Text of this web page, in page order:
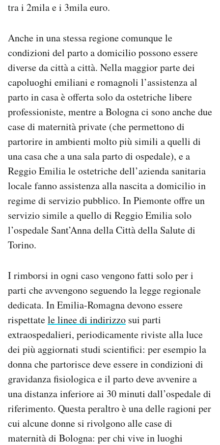
tra i 2mila e i 3mila euro.
Anche in una stessa regione comunque le
condizioni del parto a domicilio possono essere
diverse da città a città. Nella maggior parte dei
capoluoghi emiliani e romagnoli l’assistenza al
parto in casa è offerta solo da ostetriche libere
professioniste, mentre a Bologna ci sono anche due
case di maternità private (che permettono di
partorire in ambienti molto più simili a quelli di
una casa che a una sala parto di ospedale), e a
Reggio Emilia le ostetriche dell’azienda sanitaria
locale fanno assistenza alla nascita a domicilio in
regime di servizio pubblico. In Piemonte offre un
servizio simile a quello di Reggio Emilia solo
l’ospedale Sant’Anna della Città della Salute di
Torino.
I rimborsi in ogni caso vengono fatti solo per i
parti che avvengono seguendo la legge regionale
dedicata. In Emilia-Romagna devono essere
rispettatele linee di indirizzo sui parti
extraospedalieri, periodicamente riviste alla luce
dei più aggiornati studi scientifici: per esempio la
donna che partorisce deve essere in condizioni di
gravidanza fisiologica e il parto deve avvenire a
una distanza inferiore ai 30 minuti dall’ospedale di
riferimento. Questa peraltro è una delle ragioni per
cui alcune donne si rivolgono alle case di
maternità di Bologna: per chi vive in luoghi